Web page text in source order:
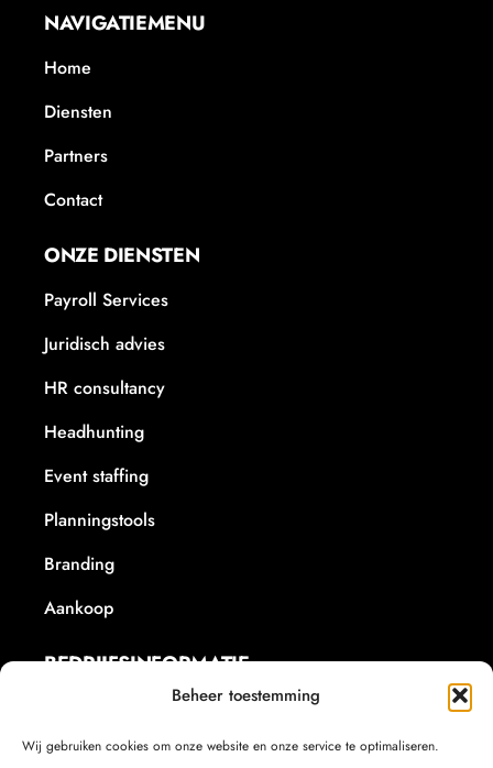
Beheer toestemming
Wij gebruiken cookies om onze website en onze service te optimaliseren.
NAVIGATIEMENU
Home
Diensten
Partners
Contact
ONZE DIENSTEN
Payroll Services
Juridisch advies
HR consultancy
Headhunting
Event staffing
Planningstools
Branding
Aankoop
BEDRIJFSINFORMATIE
+32 479/60.21.18
info@corsa-consultancy.be